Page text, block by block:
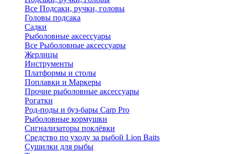
Все Подсаки, ручки, головы
Головы подсака
Садки
Рыболовные аксессуары
Все Рыболовные аксессуары
Жерлицы
Инструменты
Платформы и столы
Поплавки и Маркеры
Прочие рыболовные аксессуары
Рогатки
Род-поды и буз-бары Carp Pro
Рыболовные кормушки
Сигнализаторы поклёвки
Средство по уходу за рыбой Lion Baits
Сушилки для рыбы